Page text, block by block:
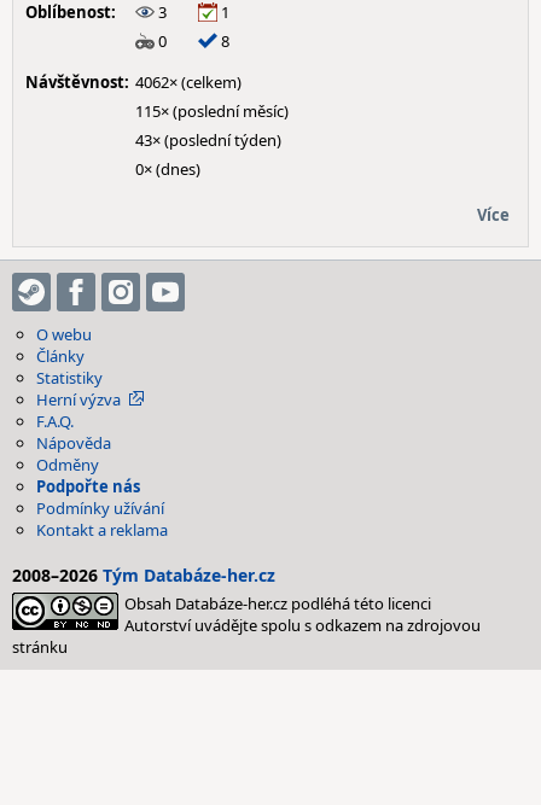
Oblíbenost:
3
1
0
8
Návštěvnost: 4062× (celkem)
115× (poslední měsíc)
43× (poslední týden)
0× (dnes)
Více
O webu
Články
Statistiky
Herní výzva
F.A.Q.
Nápověda
Odměny
Podpořte nás
Podmínky užívání
Kontakt a reklama
2008–2026 Tým Databáze-her.cz
Obsah Databáze-her.cz podléhá této licenci
Autorství uvádějte spolu s odkazem na zdrojovou
stránku